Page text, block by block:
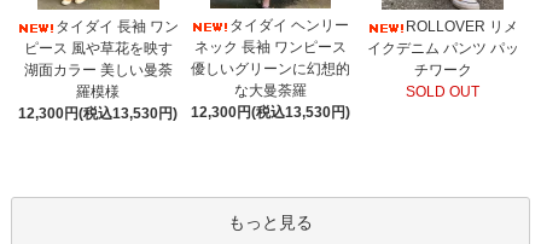
タイダイ 長袖 ワン
ピース 風や草花を映す
湖面カラー 美しい曼荼
羅模様
12,300円(税込13,530円)
タイダイ ヘンリー
ネック 長袖 ワンピース
優しいグリーンに幻想的
な大曼荼羅
12,300円(税込13,530円)
ROLLOVER リメ
イクデニム パンツ パッ
チワーク
SOLD OUT
もっと見る